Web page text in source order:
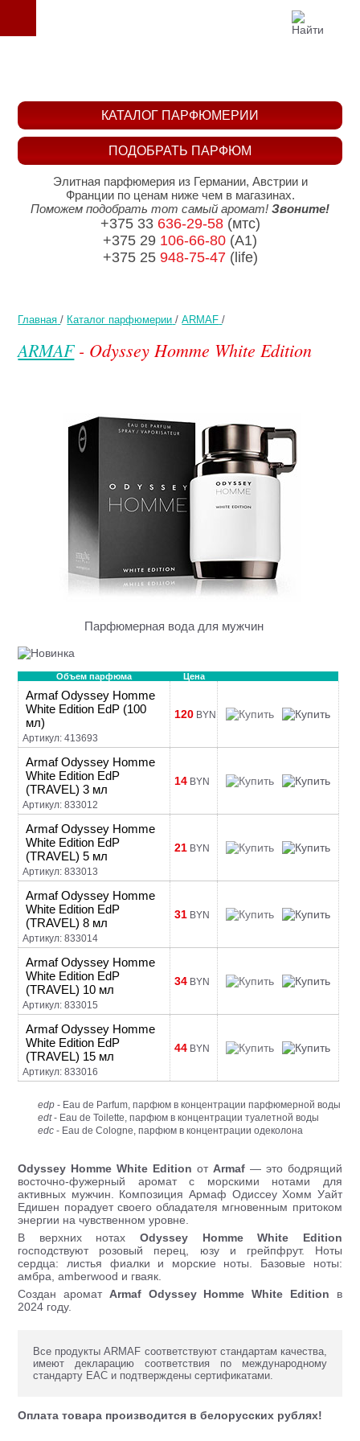
Главная / Каталог парфюмерии /ARMAF /
ARMAF- Odyssey Homme White Edition
Парфюмерная вода для мужчин
Объем парфюма Цена
Armaf Odyssey Homme
White Edition EdP (100
мл)
Артикул: 413693
120 BYN
Armaf Odyssey Homme
White Edition EdP
(TRAVEL) 3 мл
Артикул: 833012
14 BYN
Armaf Odyssey Homme
White Edition EdP
(TRAVEL) 5 мл
Артикул: 833013
21 BYN
Armaf Odyssey Homme
White Edition EdP
(TRAVEL) 8 мл
Артикул: 833014
31 BYN
Armaf Odyssey Homme
White Edition EdP
(TRAVEL) 10 мл
Артикул: 833015
34 BYN
Armaf Odyssey Homme
White Edition EdP
(TRAVEL) 15 мл
Артикул: 833016
44 BYN
edp - Eau de Parfum, парфюм в концентрации парфюмерной воды
edt- Eau de Toilette, парфюм в концентрации туалетной воды
edc - Eau de Cologne, парфюм в концентрации одеколона
Odyssey Homme White Edition от Armaf — это бодрящий
восточно-фужерный аромат с морскими нотами для
активных мужчин. Композиция Армаф Одиссеy Хомм Уайт
Едишен порадует своего обладателя мгновенным притоком
энергии на чувственном уровне.
В верхних нотах Odyssey Homme White Edition
господствуют розовый перец, юзу и грейпфрут. Ноты
сердца: листья фиалки и морские ноты. Базовые ноты:
амбра, amberwood и гваяк.
Создан аромат Armaf Odyssey Homme White Edition в
2024 году.
Все продукты ARMAF соответствуют стандартам качества,
имеют декларацию соответствия по международному
стандарту ЕАС и подтверждены сертификатами.
Оплата товара производится в белорусских рублях!
ПОДОБРАТЬ ПАРФЮМ
КАТАЛОГ ПАРФЮМЕРИИ
Элитная парфюмерия из Германии, Австрии и
Франции по ценам ниже чем в магазинах.
Поможем подобрать тот самый аромат! Звоните!
+375 33 636-29-58(мтс)
+375 29 106-66-80 (A1)
+375 25 948-75-47(life)